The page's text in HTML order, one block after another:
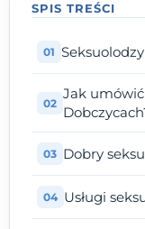
SPIS TREŚCI
Jak
Dobry
Usługi